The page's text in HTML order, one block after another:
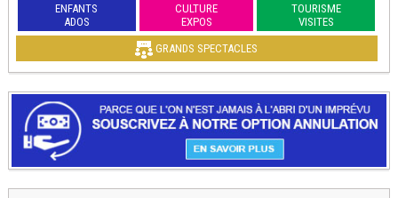
ENFANTS
ADOS
CULTURE
EXPOS
TOURISME
VISITES
GRANDS SPECTACLES